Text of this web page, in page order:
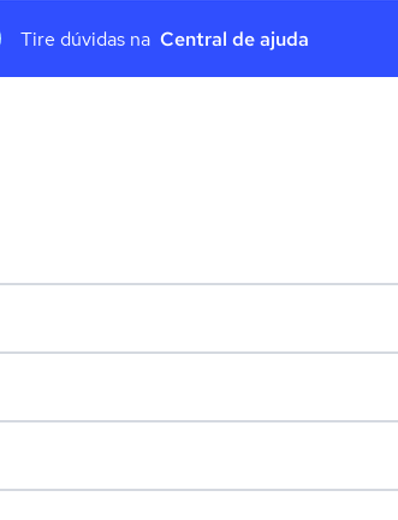
Tire dúvidas na Central de ajuda